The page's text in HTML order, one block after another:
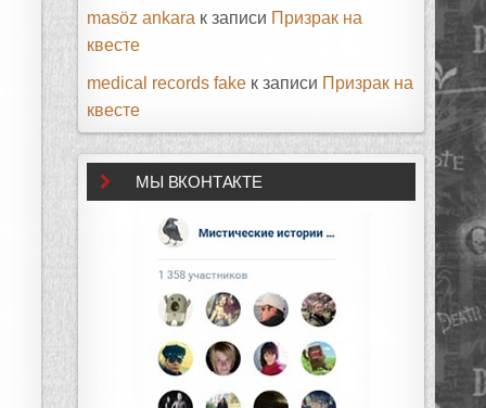
masöz ankara к записи Призрак на
квесте
medical records fake к записи Призрак на
квесте
МЫ ВКОНТАКТЕ